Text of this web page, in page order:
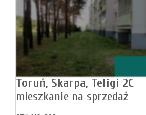
Toruń, Skarpa, Teligi 2C
mieszkanie na sprzedaż